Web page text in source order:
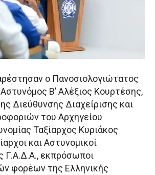
ο Πανοσιολογιώτατος
Β’ Αλέξιος Κουρτέσης,
Διεύθυνσης Διαχείρισης και
του Αρχηγείου
Ταξίαρχος Κυριάκος
και Αστυνομικοί
Γ.Α.Δ.Α., εκπρόσωποι
φορέων της Ελληνικής